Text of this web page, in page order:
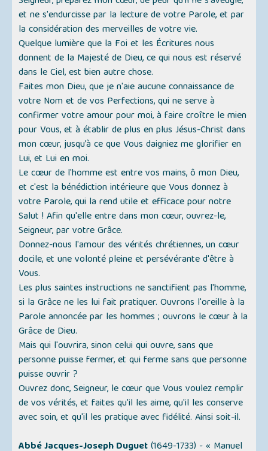
et ne s'endurcisse par la lecture de votre Parole, et par
la considération des merveilles de votre vie.
Quelque lumière que la Foi et les Écritures nous
donnent de la Majesté de Dieu, ce qui nous est réservé
dans le Ciel, est bien autre chose.
Faites mon Dieu, que je n'aie aucune connaissance de
votre Nom et de vos Perfections, qui ne serve à
confirmer votre amour pour moi, à faire croître le mien
pour Vous, et à établir de plus en plus Jésus-Christ dans
mon cœur, jusqu’à ce que Vous daigniez me glorifier en
Lui, et Lui en moi.
Le cœur de l'homme est entre vos mains, ô mon Dieu,
et c'est la bénédiction intérieure que Vous donnez à
votre Parole, qui la rend utile et efficace pour notre
Salut ! Afin qu'elle entre dans mon cœur, ouvrez-le,
Seigneur, par votre Grâce.
Donnez-nous l'amour des vérités chrétiennes, un cœur
docile, et une volonté pleine et persévérante d'être à
Vous.
Les plus saintes instructions ne sanctifient pas l'homme,
si la Grâce ne les lui fait pratiquer. Ouvrons l'oreille à la
Parole annoncée par les hommes ; ouvrons le cœur à la
Grâce de Dieu.
Mais qui l'ouvrira, sinon celui qui ouvre, sans que
personne puisse fermer, et qui ferme sans que personne
puisse ouvrir ?
Ouvrez donc, Seigneur, le cœur que Vous voulez remplir
de vos vérités, et faites qu'il les aime, qu'il les conserve
avec soin, et qu'il les pratique avec fidélité. Ainsi soit-il.
Abbé Jacques-Joseph Duguet(1649-1733) -« Manuel